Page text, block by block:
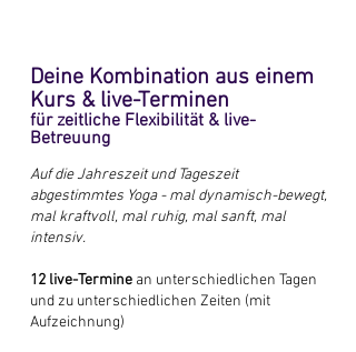
Deine Kombination aus einem
Kurs & live-Terminen
für zeitliche Flexibilität & live-
Betreuung
Auf die Jahreszeit und Tageszeit
abgestimmtes Yoga - mal dynamisch-bewegt,
mal kraftvoll, mal ruhig, mal sanft, mal
intensiv.
12 live-Termine an unterschiedlichen Tagen
und zu unterschiedlichen Zeiten (mit
Aufzeichnung)